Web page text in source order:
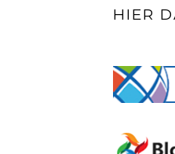
HIER